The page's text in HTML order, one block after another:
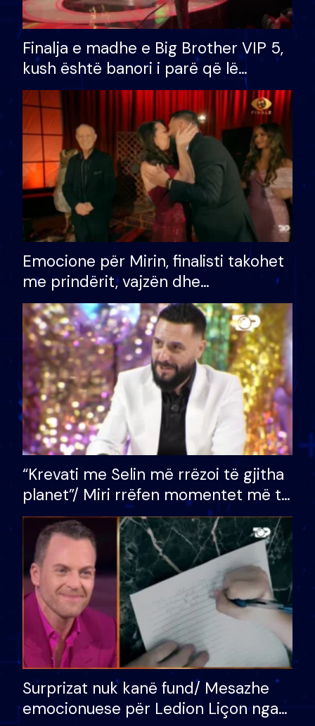
Finalja e madhe e Big Brother VIP 5,
kush është banori i parë që lë
shtëpinë dhe humb mundësinë për
të fituar çmimin e madh
Emocione për Mirin, finalisti takohet
me prindërit, vajzën dhe
bashkëshorten: S’kemi ndonjë letër
divorci apo jo?
“Krevati me Selin më rrëzoi të gjitha
planet”/ Miri rrëfen momentet më të
bukura në shtëpinë e BB VIP: Do më
mungojë zilja e mëngjesit kur…
Surprizat nuk kanë fund/ Mesazhe
emocionuese për Ledion Liçon nga